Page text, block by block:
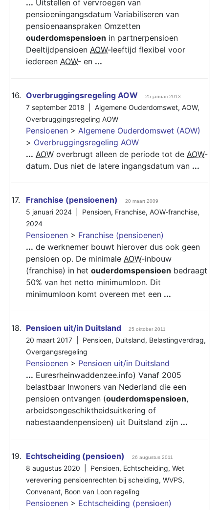
... Uitstellen of vervroegen van
pensioeningangsdatum Variabiliseren van
pensioenaanspraken Omzetten
ouderdomspensioen in partnerpensioen
Deeltijdpensioen AOW-leeftijd flexibel voor
iedereen AOW- en ...
16. Overbruggingsregeling AOW 25 januari 2013
7 september 2018 | Algemene Ouderdomswet, AOW,
Overbruggingsregeling AOW
Pensioenen > Algemene Ouderdomswet (AOW)
> Overbruggingsregeling AOW
... AOW overbrugt alleen de periode tot de AOW-
datum. Dus niet de latere ingangsdatum van ...
17. Franchise (pensioenen) 20 maart 2009
5 januari 2024 | Pensioen, Franchise, AOW-franchise,
2024
Pensioenen > Franchise (pensioenen)
... de werknemer bouwt hierover dus ook geen
pensioen op. De minimale AOW-inbouw
(franchise) in het ouderdomspensioen bedraagt
50% van het netto minimumloon. Dit
minimumloon komt overeen met een ...
18. Pensioen uit/in Duitsland 25 oktober 2011
20 maart 2017 | Pensioen, Duitsland, Belastingverdrag,
Overgangsregeling
Pensioenen > Pensioen uit/in Duitsland
... Euresrheinwaddenzee.info) Vanaf 2005
belastbaar Inwoners van Nederland die een
pensioen ontvangen (ouderdomspensioen,
arbeidsongeschiktheidsuitkering of
nabestaandenpensioen) uit Duitsland zijn ...
19. Echtscheiding (pensioen) 26 augustus 2011
8 augustus 2020 | Pensioen, Echtscheiding, Wet
verevening pensioenrechten bij scheiding, WVPS,
Convenant, Boon van Loon regeling
Pensioenen > Echtscheiding (pensioen)